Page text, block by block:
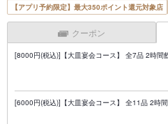
【アプリ予約限定】最大350ポイント還元対象店
クーポン
[8000円(税込)]【大皿宴会コース】 全7品 2時間
[6000円(税込)]【大皿宴会コース】 全11品 2時